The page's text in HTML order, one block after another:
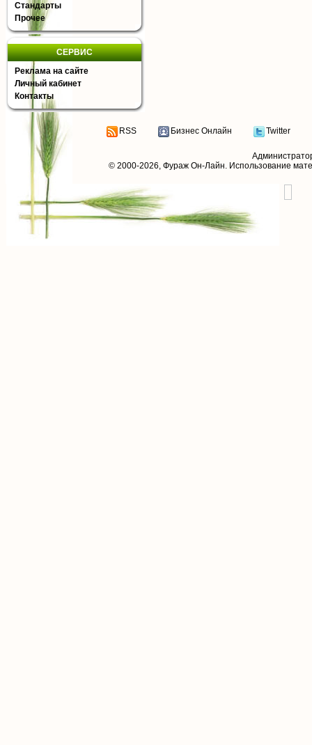
Стандарты
Прочее
СЕРВИС
Реклама на сайте
Личный кабинет
Контакты
RSS Бизнес Онлайн Twitter
© 2000-2026, Фураж Он-Лайн. Использование